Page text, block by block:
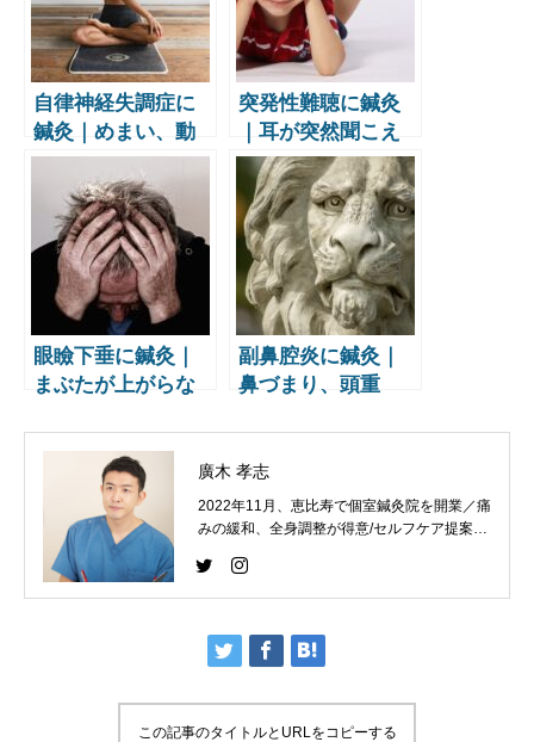
自律神経失調症に
鍼灸｜めまい、動
悸、倦怠感、検査
で異常が見つから
ない不調を東洋医
学でケア【鍼灸師
監修】
突発性難聴に鍼灸
｜耳が突然聞こえ
なくなったら最初
にすること・内耳
の回復を助ける東
洋医学アプローチ
【鍼灸師監修】
眼瞼下垂に鍼灸｜
まぶたが上がらな
でケア【鍼灸師監
副鼻腔炎に鍼灸｜
鼻づまり、頭重
師監修】
廣木 孝志
2022年11月、恵比寿で個室鍼灸院を開業／痛
みの緩和、全身調整が得意/セルフケア提案と
この記事のタイトルとURLをコピーする